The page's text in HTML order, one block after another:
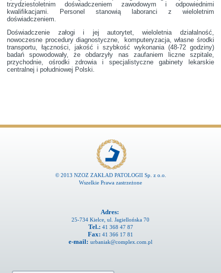
trzydziestoletnim doświadczeniem zawodowym i odpowiednimi
kwalifikacjami. Personel stanowią laboranci z wieloletnim
doświadczeniem.
Doświadczenie załogi i jej autorytet, wieloletnia działalność,
nowoczesne procedury diagnostyczne, komputeryzacja, własne środki
transportu, łączności, jakość i szybkość wykonania (48-72 godziny)
badań spowodowały, że obdarzyły nas zaufaniem liczne szpitale,
przychodnie, ośrodki zdrowia i specjalistyczne gabinety lekarskie
centralnej i południowej Polski.
© 2013 NZOZ ZAKŁAD PATOLOGII Sp. z o.o.
Wszelkie Prawa zastrzeżone
Adres:
25-734 Kielce, ul. Jagiellońska 70
Tel.: 41 368 47 87
Fax: 41 366 17 81
e-mail: urbaniak@complex.com.pl